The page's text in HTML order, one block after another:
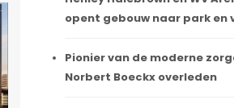
opent gebouw naar park en
Pionier van de moderne
Norbert Boeckx overleden